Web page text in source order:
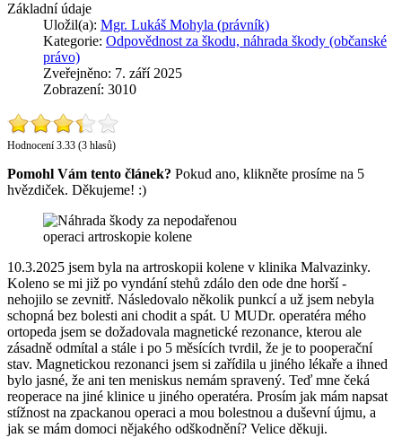
Základní údaje
Uložil(a): Mgr. Lukáš Mohyla (právník)
Kategorie: Odpovědnost za škodu, náhrada škody (občanské
právo)
Zveřejněno: 7. září 2025
Zobrazení: 3010
Hodnocení 3.33 (3 hlasů)
Pomohl Vám tento článek? Pokud ano, klikněte prosíme na 5
hvězdiček. Děkujeme! :)
10.3.2025 jsem byla na artroskopii kolene v klinika Malvazinky.
Koleno se mi již po vyndání stehů zdálo den ode dne horší -
nehojilo se zevnitř. Následovalo několik punkcí a už jsem nebyla
schopná bez bolesti ani chodit a spát. U MUDr. operatéra mého
ortopeda jsem se dožadovala magnetické rezonance, kterou ale
zásadně odmítal a stále i po 5 měsících tvrdil, že je to pooperační
stav. Magnetickou rezonanci jsem si zařídila u jiného lékaře a ihned
bylo jasné, že ani ten meniskus nemám spravený. Teď mne čeká
reoperace na jiné klinice u jiného operatéra. Prosím jak mám napsat
stížnost na zpackanou operaci a mou bolestnou a duševní újmu, a
jak se mám domoci nějakého odškodnění? Velice děkuji.